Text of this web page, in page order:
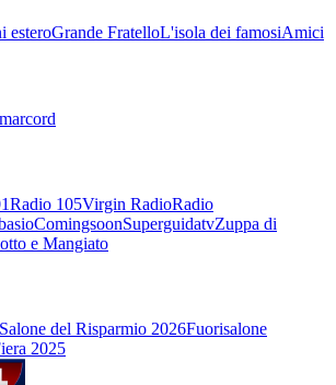
esteroGrande FratelloL'isola dei famosiAmici
Radio 105Virgin RadioRadio
ComingsoonSuperguidatvZuppa di
e Mangiato
Salone del Risparmio 2026Fuorisalone
2025